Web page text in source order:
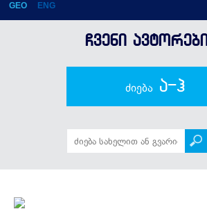
GEO ENG
ᲩᲕᲔᲜᲘ ᲐᲕᲢᲝᲠᲔᲑᲘ
ძიება ა-ჰ